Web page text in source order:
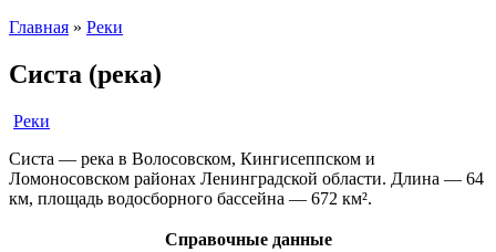
Главная » Реки
Систа (река)
Реки
Систа — река в Волосовском, Кингисеппском и
Ломоносовском районах Ленинградской области. Длина — 64
км, площадь водосборного бассейна — 672 км².
Справочные данные